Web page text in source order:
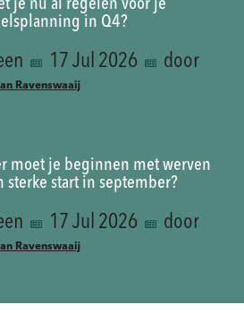
je nu al regelen voor je
in Q4?
17 Jul 2026 door
Ravenswaaij
moet je beginnen met werven
sterke start in september?
17 Jul 2026 door
Ravenswaaij